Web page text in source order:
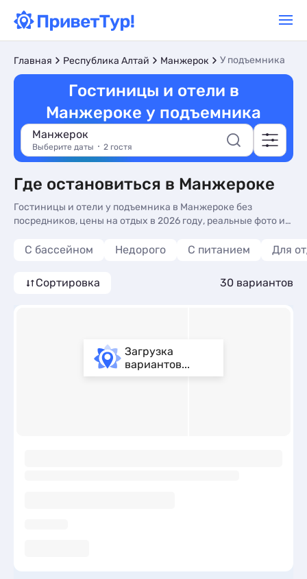
Главная Республика Алтай Манжерок У подъемника
Гостиницы и отели в
Манжероке у подъемника
Манжерок
Выберите даты 2 гостя
Где остановиться в Манжероке
Гостиницы и отели у подъемника в Манжероке без
посредников, цены на отдых в 2026 году, реальные фото и
горнолыжке Манжерока - более 29 вариантов, от 2289 руб,
С бассейном Недорого С питанием Для
Сортировка 30 вариантов
Загрузка
вариантов...